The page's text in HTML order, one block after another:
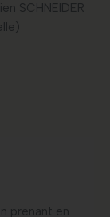
SCHNEIDER
prenant en